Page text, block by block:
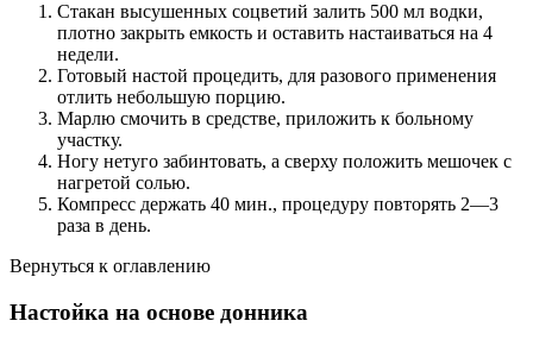
Стакан высушенных соцветий залить 500 мл водки,
плотно закрыть емкость и оставить настаиваться на 4
недели.
Готовый настой процедить, для разового применения
отлить небольшую порцию.
Марлю смочить в средстве, приложить к больному
участку.
Ногу нетуго забинтовать, а сверху положить мешочек с
нагретой солью.
Компресс держать 40 мин., процедуру повторять 2—3
раза в день.
Вернуться к оглавлению
Настойка на основе донника